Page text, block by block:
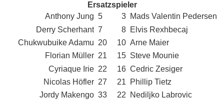
Ersatzspieler
Anthony Jung 5 3 Mads Valentin Pedersen
Derry Scherhant 7 8 Elvis Rexhbecaj
Chukwubuike Adamu 20 10 Arne Maier
Florian Müller 21 15 Steve Mounie
Cyriaque Irie 22 16 Cedric Zesiger
Nicolas Höfler 27 21
Phillip Tietz
Jordy Makengo 33 22
Nediljko Labrovic